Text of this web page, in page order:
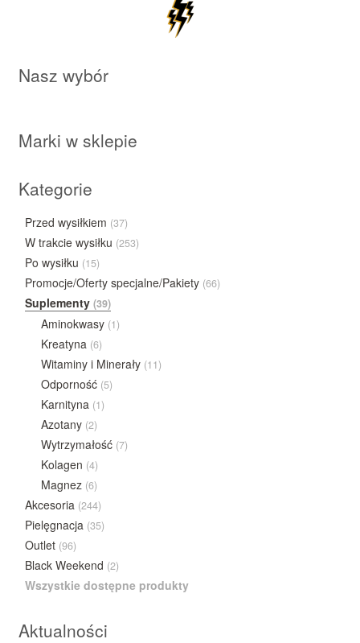
Nasz wybór
Marki w sklepie
Kategorie
Przed wysiłkiem (37)
W trakcie wysiłku (253)
Po wysiłku (15)
Promocje/Oferty specjalne/Pakiety (66)
Suplementy (39)
Aminokwasy (1)
Kreatyna (6)
Witaminy i Minerały (11)
Odporność (5)
Karnityna (1)
Azotany (2)
Wytrzymałość (7)
Kolagen (4)
Magnez (6)
Akcesoria (244)
Pielęgnacja (35)
Outlet (96)
Black Weekend (2)
Wszystkie dostępne produkty
Aktualności